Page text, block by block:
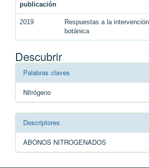
publicación
2019
Respuestas a la
botánica
Descubrir
Palabras claves
Nitrógeno
Descriptores
ABONOS NITROGENADOS